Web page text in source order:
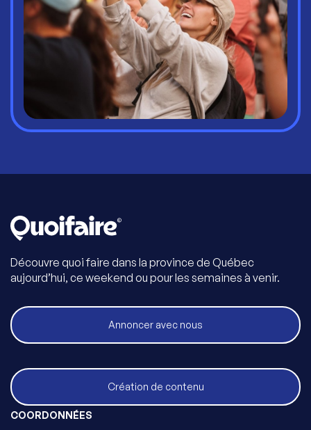
Découvre quoi faire dans la province de Québec
aujourd’hui, ce weekend ou pour les semaines à venir.
Annoncer avec nous
Création de contenu
COORDONNÉES